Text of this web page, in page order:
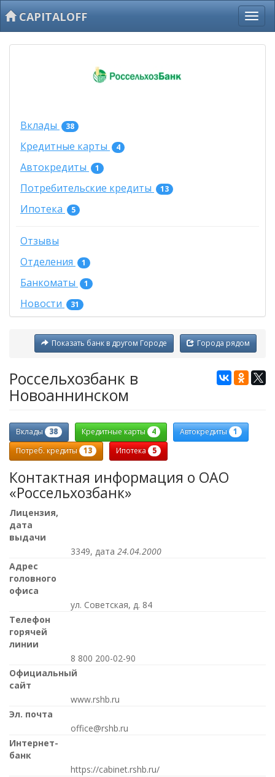
CAPITALOFF
Вклады 38
Кредитные карты 4
Автокредиты 1
Потребительские кредиты 13
Ипотека 5
Отзывы
Отделения
1
Банкоматы 1
Новости 31
Города рядом
Показать банк в другом Городе
Россельхозбанк в
Новоаннинском
Вклады 38 Кредитные карты 4 Автокредиты 1
Потреб. кредиты 13 Ипотека 5
Контактная информация о ОАО
«Россельхозбанк»
Лицензия,
дата
выдачи
3349, дата 24.04.2000
Адрес
головного
офиса
ул. Советская, д. 84
Телефон
горячей
линии
8 800 200-02-90
Официальный
сайт
www.rshb.ru
Эл. почта
office@rshb.ru
Интернет-
банк
https://cabinet.rshb.ru/